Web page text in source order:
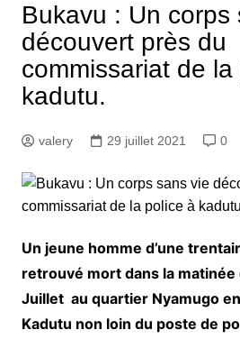
Bukavu : Un corps
découvert près du
commissariat de
kadutu.
valery 29 juillet 2021 0
Un jeune homme d’une
retrouvé mort dans la matinée
Juillet au quartier Nyamugo
Kadutu non loin du poste de